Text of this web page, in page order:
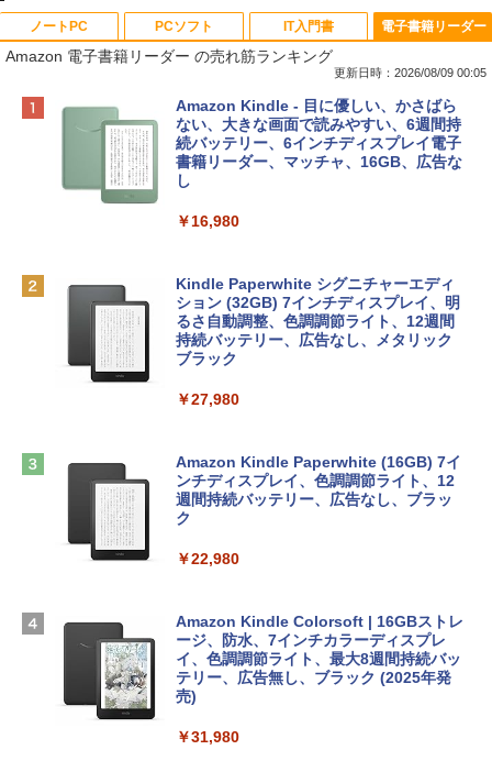
ノートPC
Apple 2026 MacBook Neo A18 Proチッ
プ搭載13インチノートブック：AIとAppl
e Intelligenceのために設計、Liquid Ret
inaディスプレイ、8GBユニファイドメモ
リ、512GB SSDストレージ、1080p Fac
ゴ
tomtoc 360°保護 15.6 16インチ パソコ
ンケース Dell NEC Lavie ASUS HP dyna
book Lenovo対応
￥2,952
Apple 2026 MacBook Air M5チップ搭載
13インチノートブック：AIとApple Intell
igence、13.6インチLiquid Retinaディ
スプレイ、16GBユニファイドメモリ、51
レームカメラ、日本語キーボード、Touc
￥224,800
【Amazon.co.jp限定】 HP ノートパソコ
ン 15-fd 15.6インチ 16GBメモリ 512GB
PCソフト
Robloxギフトカード - 800 Robux 【限
定バーチャルアイテムを含む】 【オンラ
インゲームコード】 ロブロックス | オン
ラインコード版
定バーチャルアイテムを含む】 【オンラ
インゲームコード】 ロブロックス |オン
ラインコード版
￥1,600
ows11、10/mac対応|PC2台
￥39,582
Robloxギフトカード - 2,000 Robux 【限
ラインコード版
￥3,200
ト): Java & Bedrock Edition | オンライ
IT入門書
生成AIパスポート公式テキスト 第４版
￥1,766
ズ (はぴーイラストLabo)
￥480
bデザイン入門講座［第2版］
ClaudeCode いちばんやさしい 教科書:
方 マニュアル AI副業にもコンテンツ作成
￥99
FM TOWNS ハイパー・カタログ: 本体ハ
ェクトリストと最新エミュレータ紹介
電子書籍リーダー
Amazon 電子書籍リーダー の売れ筋ランキング
更新日時：2026/08/09 00:05
Amazon Kindle - 目に優しい、かさばら
ない、大きな画面で読みやすい、6週間持
続バッテリー、6インチディスプレイ電子
書籍リーダー、マッチャ、16GB、広告な
し
￥16,980
Kindle Paperwhite シグニチャーエディ
ション (32GB) 7インチディスプレイ、明
るさ自動調整、色調調節ライト、12週間
持続バッテリー、広告なし、メタリック
ブラック
￥27,980
Amazon Kindle Paperwhite (16GB) 7イ
ンチディスプレイ、色調調節ライト、12
週間持続バッテリー、広告なし、ブラッ
ク
￥22,980
Amazon Kindle Colorsoft | 16GBストレ
ージ、防水、7インチカラーディスプレ
イ、色調調節ライト、最大8週間持続バッ
テリー、広告無し、ブラック (2025年発
売)
￥31,980